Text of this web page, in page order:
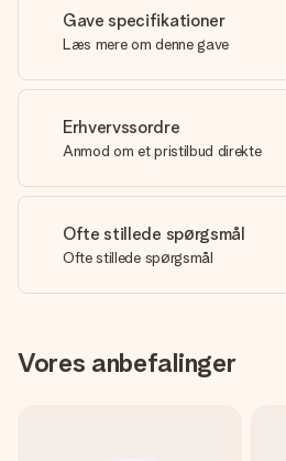
Gave specifikationer
Læs mere om denne gave
Erhvervssordre
Anmod om et pristilbud direkte
Ofte stillede spørgsmål
Ofte stillede spørgsmål
Vores anbefalinger